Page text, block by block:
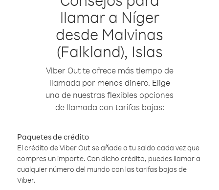
llamar a Níger
desde Malvinas
(Falkland), Islas
Viber Out te ofrece más tiempo de
llamada por menos dinero. Elige
una de nuestras flexibles opciones
de llamada con tarifas bajas:
Paquetes de crédito
El crédito de Viber Out se añade a tu saldo cada vez que
compres un importe. Con dicho crédito, puedes llamar a
cualquier número del mundo con las tarifas bajas de
Viber.